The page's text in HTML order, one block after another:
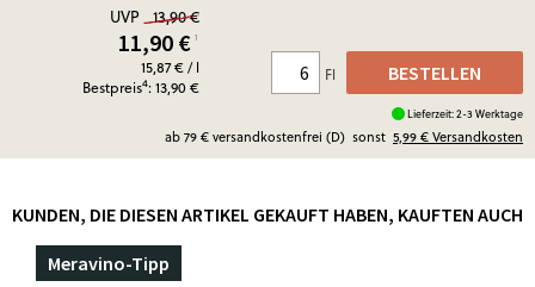
UVP 13,90 €
11,90 €¹
15,87 € / l
Bestpreis4: 13,90 €
ab 79 € versandkostenfrei (D) sonst 5,99 €Versandkosten
Fl BESTELLEN
Lieferzeit: 2-3 Werktage
KUNDEN, DIE DIESEN ARTIKEL GEKAUFT HABEN, KAUFTEN AUCH
Meravino-Tipp